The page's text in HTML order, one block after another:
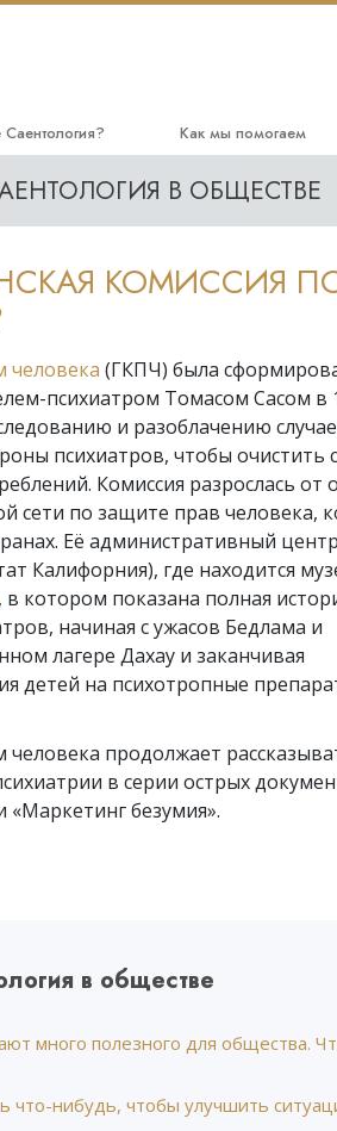
Саентология?
и практики
говорят о
принципы Саентологии
Дианетику
Как мы помогаем
Дорога к счастью
Криминон
Правда о наркотиках
Объединяйтесь за
Гражданская
Cаентологические
cвященники
В ОБЩЕСТВЕ
КОМИССИЯ
человека (ГКПЧ) была
психиатром Томасом Сасом в
и разоблачению
психиатров, чтобы очистить
Комиссия разрослась от
по защите прав человека,
Её административный центр
Калифорния), где находится
, в котором показана полная
начиная с ужасов Бедлама и
лагере Дахау и заканчивая
детей на психотропные
продолжает
в серии острых
«Маркетинг безумия».
в обществе
много полезного для общества.
что-нибудь, чтобы улучшить